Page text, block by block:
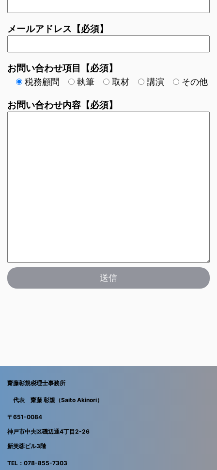
メールアドレス【必須】
お問い合わせ項目【必須】
税務顧問 執筆 取材 講演 その他
お問い合わせ内容【必須】
齋藤彰規税理士事務所
代表 齋藤 彰規（Saito Akinori）
〒651-0084
神戸市中央区磯辺通4丁目2-26
新芙蓉ビル3階
TEL：078-855-7303